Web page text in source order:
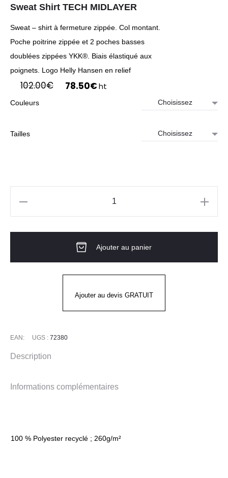
Sweat Shirt TECH MIDLAYER
Sweat – shirt à fermeture zippée. Col montant.
Poche poitrine zippée et 2 poches basses
doublées zippées YKK®. Biais élastiqué aux
poignets. Logo Helly Hansen en relief
102.00€ 78.50€ Le
ht
Couleurs
Tailles
TECH
Ajouter au panier
Ajouter au devis GRATUIT
EAN: UGS : 72380
Description
Informations complémentaires
100 % Polyester recyclé ; 260g/m²